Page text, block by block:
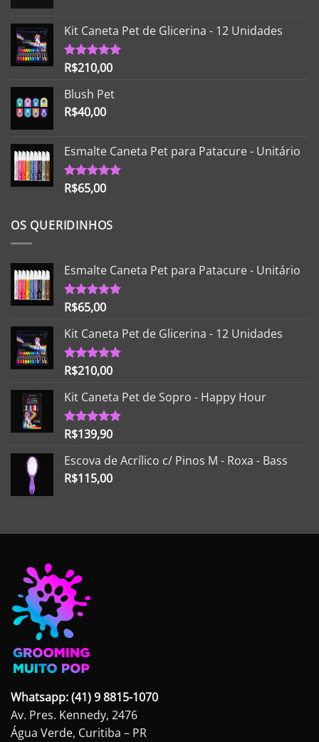
Kit Caneta Pet de Glicerina - 12 Unidades
Avaliação
R$210,00
Blush Pet
R$40,00
Esmalte Caneta Pet para Patacure - Unitário
Avaliação
R$65,00
OS QUERIDINHOS
Esmalte Caneta Pet para Patacure - Unitário
Avaliação
R$65,00
Kit Caneta Pet de Glicerina - 12 Unidades
Avaliação
R$210,00
Kit Caneta Pet de Sopro - Happy Hour
Avaliação
R$139,90
Escova de Acrílico c/ Pinos M - Roxa - Bass
R$115,00
Whatsapp: (41) 9 8815-1070
Av. Pres. Kennedy, 2476
Água Verde, Curitiba – PR